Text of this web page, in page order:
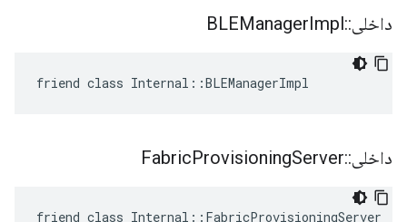
داخلی::
BLEManagerImpl
friend class Internal::BLEManagerImpl
داخلی::
FabricProvisioningServer
friend class Internal::FabricProvisioningServer